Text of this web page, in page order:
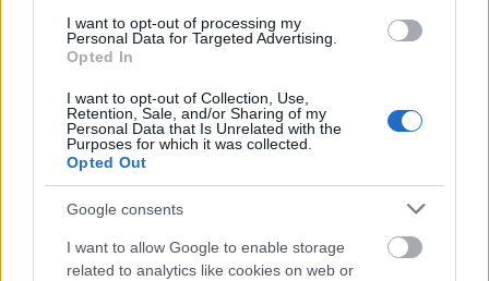
I want to opt-out of processing my
Personal Data for Targeted Advertising.
Opted In
I want to opt-out of Collection, Use,
Retention, Sale, and/or Sharing of my
Personal Data that Is Unrelated with the
Purposes for which it was collected.
Opted Out
Google consents
I want to allow Google to enable storage
related to analytics like cookies on web or
Pozostały wątpliwości? Brakuje czegoś w haśle?
Zobacz, co zyskują abonenci Dobrego słownika.
SPRAWDŹ